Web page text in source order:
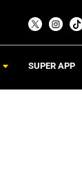
SUPER APP